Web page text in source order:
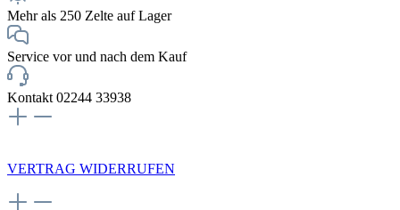
Mehr als 250 Zelte auf Lager
Service vor und nach dem Kauf
Kontakt 02244 33938
VERTRAG WIDERRUFEN